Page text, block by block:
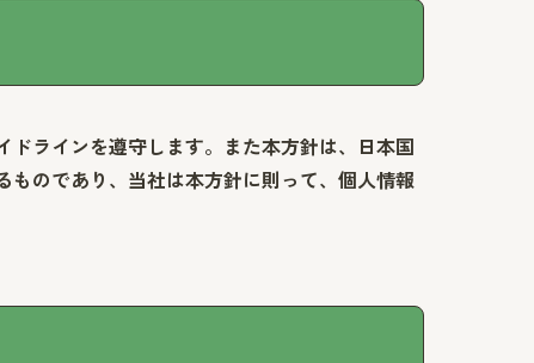
ラインを遵守します。また本方針は、日本国
のであり、当社は本方針に則って、個人情報